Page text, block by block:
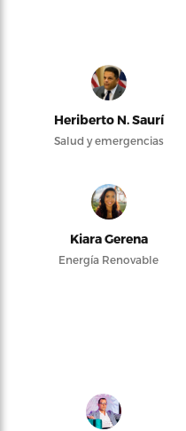
Heriberto N. Saurí
Salud y emergencias
Kiara Gerena
Energía Renovable